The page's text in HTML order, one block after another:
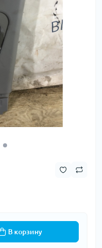
В корзину